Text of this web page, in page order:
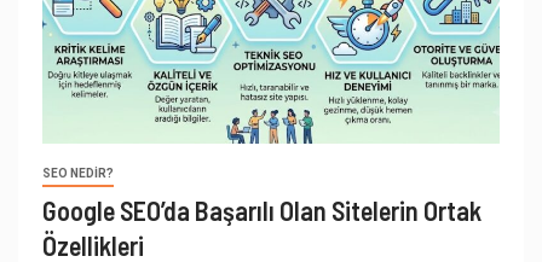
SEO NEDIR?
Google SEO’da Başarılı Olan Sitelerin Ortak
Özellikleri